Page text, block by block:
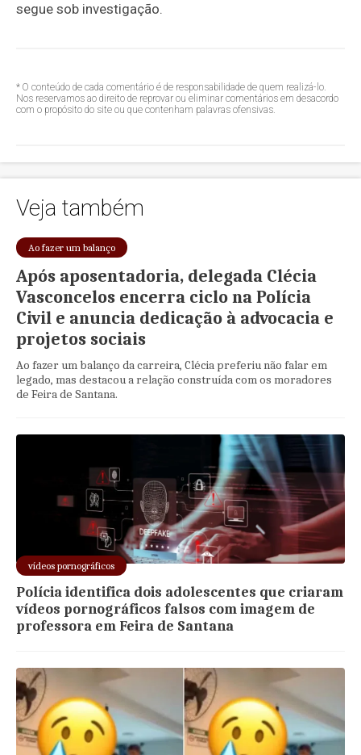
segue sob investigação.
* O conteúdo de cada comentário é de responsabilidade de quem realizá-lo.
Nos reservamos ao direito de reprovar ou eliminar comentários em desacordo
com o propósito do site ou que contenham palavras ofensivas.
Veja também
Ao fazer um balanço
Após aposentadoria, delegada Clécia
Vasconcelos encerra ciclo na Polícia
Civil e anuncia dedicação à advocacia e
projetos sociais
Ao fazer um balanço da carreira, Clécia preferiu não falar em
legado, mas destacou a relação construída com os moradores
de Feira de Santana.
vídeos pornográficos
Polícia identifica dois adolescentes que criaram
vídeos pornográficos falsos com imagem de
professora em Feira de Santana